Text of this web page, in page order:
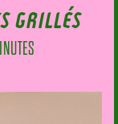
GRILLÉS